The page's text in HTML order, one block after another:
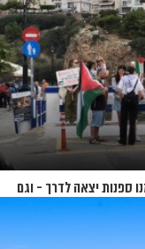
ספנות יצאה לדרך - וגם